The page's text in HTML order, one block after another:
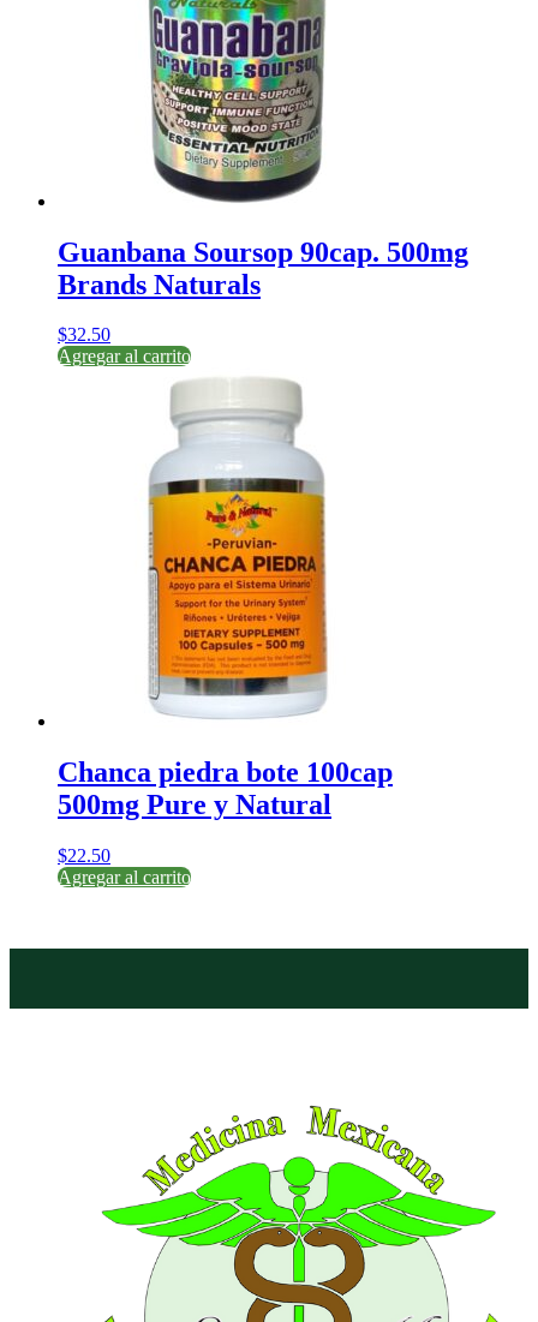
Guanbana Soursop 90cap. 500mg
Brands Naturals
$32.50
Agregar al carrito
Chanca piedra bote 100cap
500mg Pure y Natural
$22.50
Agregar al carrito